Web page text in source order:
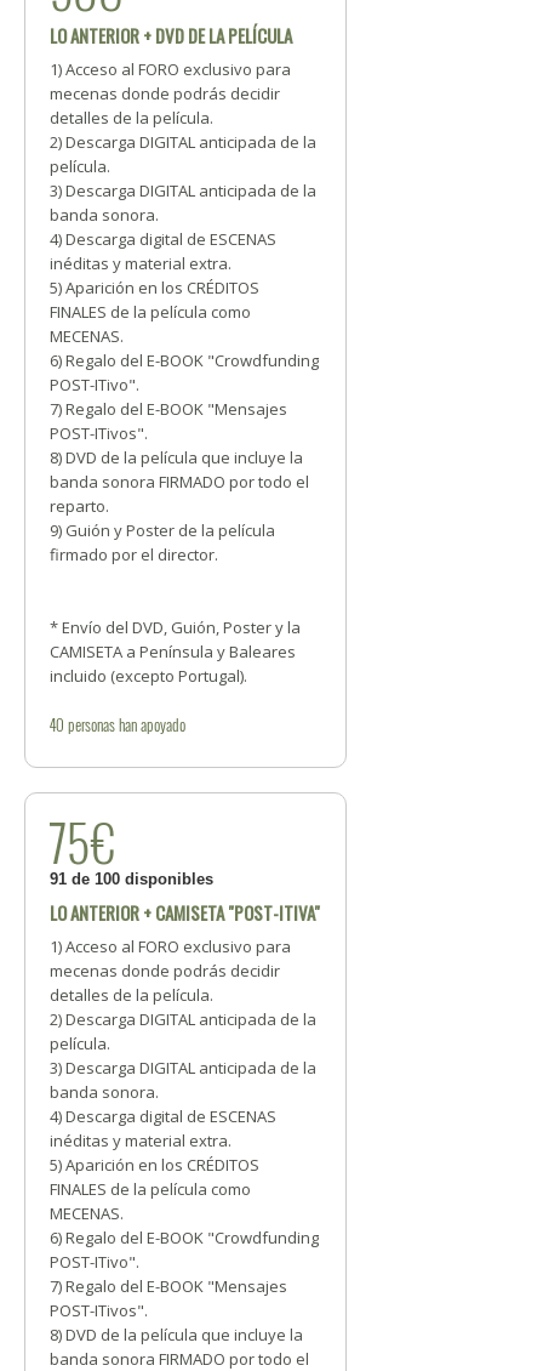
LO ANTERIOR + DVD DE LA PELÍCULA
1) Acceso al FORO exclusivo para
mecenas donde podrás decidir
detalles de la película.
2) Descarga DIGITAL anticipada de la
película.
3) Descarga DIGITAL anticipada de la
banda sonora.
4) Descarga digital de ESCENAS
inéditas y material extra.
5) Aparición en los CRÉDITOS
FINALES de la película como
MECENAS.
6) Regalo del E-BOOK "Crowdfunding
POST-ITivo".
7) Regalo del E-BOOK "Mensajes
POST-ITivos".
8) DVD de la película que incluye la
banda sonora FIRMADO por todo el
reparto.
9) Guión y Poster de la película
firmado por el director.
* Envío del DVD, Guión, Poster y la
CAMISETA a Península y Baleares
incluido (excepto Portugal).
40 personashan apoyado
75€
91 de 100 disponibles
LO ANTERIOR + CAMISETA "POST-ITIVA"
1) Acceso al FORO exclusivo para
mecenas donde podrás decidir
detalles de la película.
2) Descarga DIGITAL anticipada de la
película.
3) Descarga DIGITAL anticipada de la
banda sonora.
4) Descarga digital de ESCENAS
inéditas y material extra.
5) Aparición en los CRÉDITOS
FINALES de la película como
MECENAS.
6) Regalo del E-BOOK "Crowdfunding
POST-ITivo".
7) Regalo del E-BOOK "Mensajes
POST-ITivos".
8) DVD de la película que incluye la
banda sonora FIRMADO por todo el